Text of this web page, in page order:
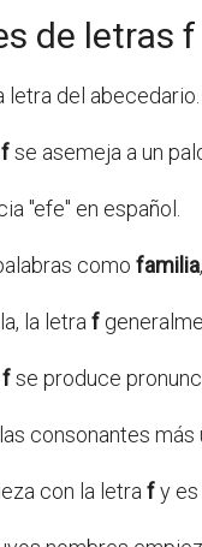
de letras f
letra del abecedario.
fse asemeja a un
"efe" en español.
como familia,
la letra f
fse produce
consonantes
con la letra fy